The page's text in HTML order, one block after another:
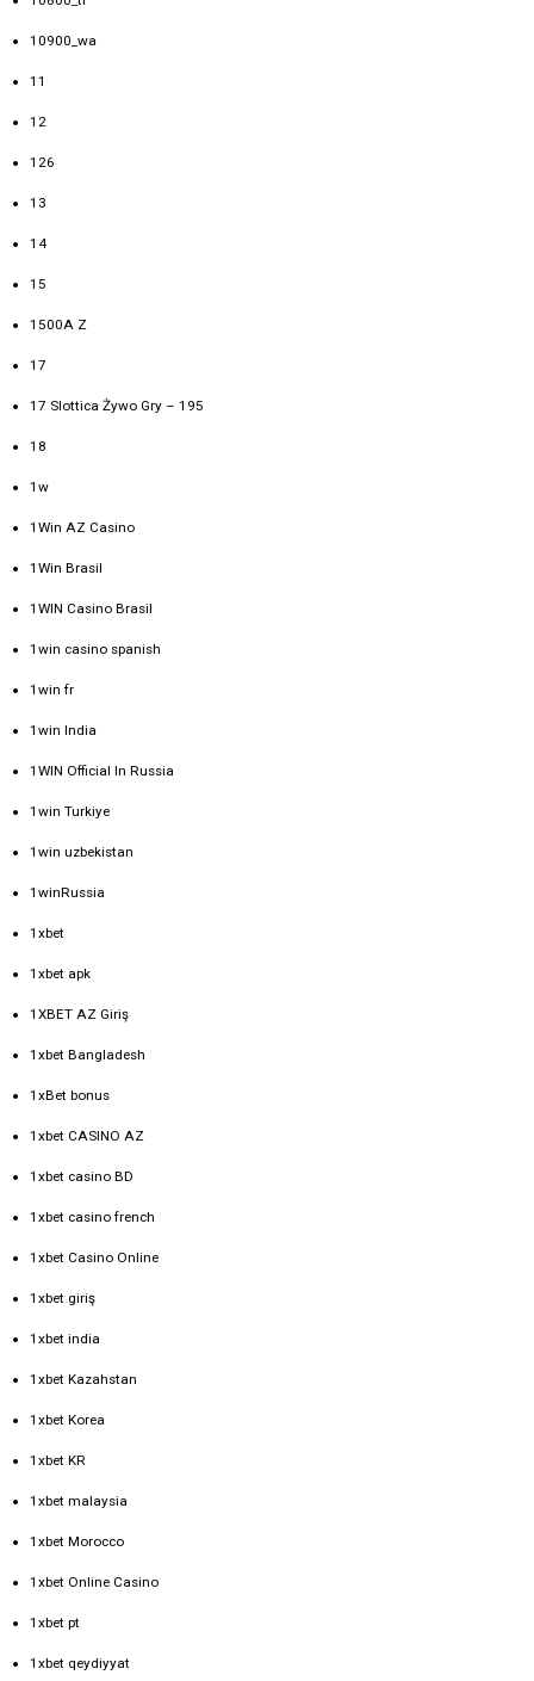
10900_wa
11
12
126
13
14
15
1500A Z
17
17 Slottica Żywo Gry – 195
18
1w
1Win AZ Casino
1Win Brasil
1WIN Casino Brasil
1win casino spanish
1win fr
1win India
1WIN Official In Russia
1win Turkiye
1win uzbekistan
1winRussia
1xbet
1xbet apk
1XBET AZ Giriş
1xbet Bangladesh
1xBet bonus
1xbet CASINO AZ
1xbet casino BD
1xbet casino french
1xbet Casino Online
1xbet giriş
1xbet india
1xbet Kazahstan
1xbet Korea
1xbet KR
1xbet malaysia
1xbet Morocco
1xbet Online Casino
1xbet pt
1xbet qeydiyyat